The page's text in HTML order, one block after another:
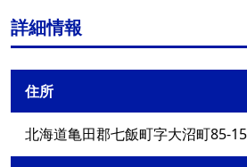
詳細情報
住所
北海道亀田郡七飯町字大沼町85-15